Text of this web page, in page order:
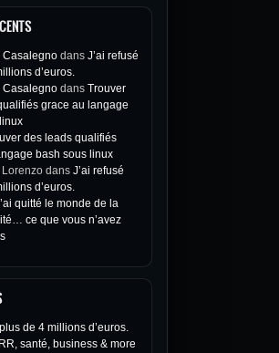
Casalegno dans J’ai refusé
d’euros.
Casalegno dans Trouver
grace au langage
des leads qualifiés
bash sous linux
dans J’ai refusé
d’euros.
quitté le monde de la
ce que vous n’avez
de 4 millions d’euros.
santé, business & more